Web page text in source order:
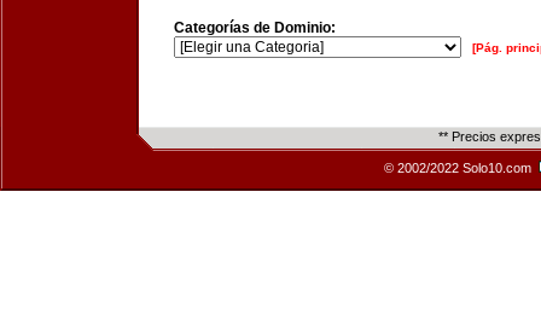
Categorías de Dominio:
[Pág.
** Precios
© 2002/2022 Solo10.com